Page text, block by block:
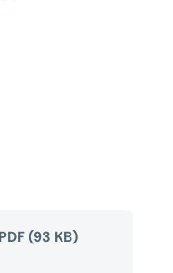
(93 KB)